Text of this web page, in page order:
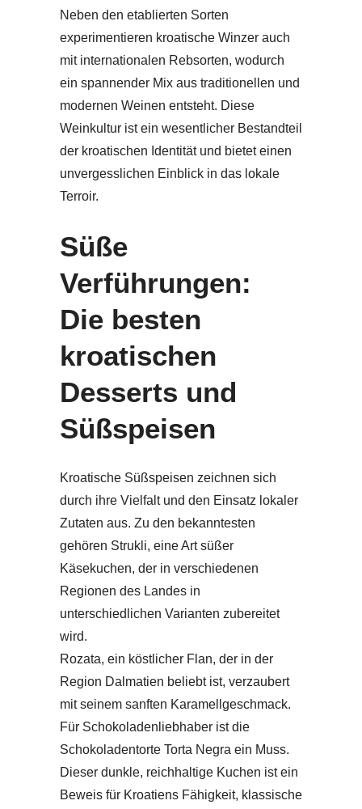
Neben den etablierten Sorten
experimentieren kroatische Winzer auch
mit internationalen Rebsorten, wodurch
ein spannender Mix aus traditionellen und
modernen Weinen entsteht. Diese
Weinkultur ist ein wesentlicher Bestandteil
der kroatischen Identität und bietet einen
unvergesslichen Einblick in das lokale
Terroir.
Süße
Verführungen:
Die besten
kroatischen
Desserts und
Süßspeisen
Kroatische Süßspeisen zeichnen sich
durch ihre Vielfalt und den Einsatz lokaler
Zutaten aus. Zu den bekanntesten
gehören Strukli, eine Art süßer
Käsekuchen, der in verschiedenen
Regionen des Landes in
unterschiedlichen Varianten zubereitet
wird.
Rozata, ein köstlicher Flan, der in der
Region Dalmatien beliebt ist, verzaubert
mit seinem sanften Karamellgeschmack.
Für Schokoladenliebhaber ist die
Schokoladentorte Torta Negra ein Muss.
Dieser dunkle, reichhaltige Kuchen ist ein
Beweis für Kroatiens Fähigkeit, klassische